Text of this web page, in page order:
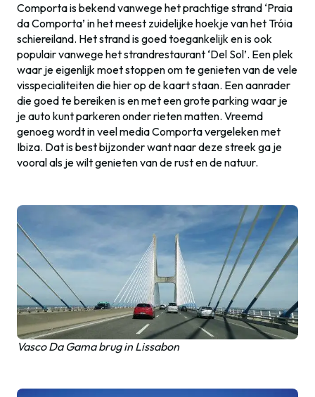
Comporta is bekend vanwege het prachtige strand ‘Praia
da Comporta’ in het meest zuidelijke hoekje van het Tróia
schiereiland. Het strand is goed toegankelijk en is ook
populair vanwege het strandrestaurant ‘Del Sol’. Een plek
waar je eigenlijk moet stoppen om te genieten van de vele
visspecialiteiten die hier op de kaart staan. Een aanrader
die goed te bereiken is en met een grote parking waar je
je auto kunt parkeren onder rieten matten. Vreemd
genoeg wordt in veel media Comporta vergeleken met
Ibiza. Dat is best bijzonder want naar deze streek ga je
vooral als je wilt genieten van de rust en de natuur.
Vasco Da Gama brug in Lissabon